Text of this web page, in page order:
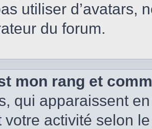
utiliser d’avatars,
du forum.
mon rang et
qui apparaissent
votre activité selon